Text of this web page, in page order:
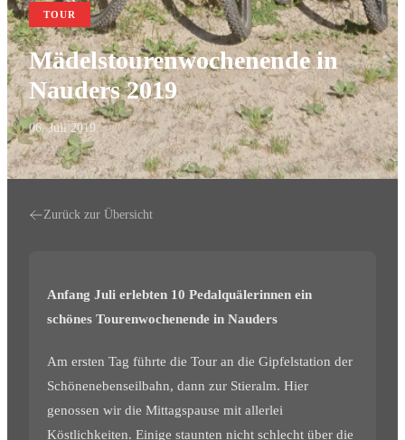
TOUR
Mädelstourenwochenende in
Nauders 2019
06. Juli 2019
Zurück zur Übersicht
Anfang Juli erlebten 10 Pedalquälerinnen ein
schönes Tourenwochenende in Nauders
Am ersten Tag führte die Tour an die Gipfelstation der
Schönenebenseilbahn, dann zur Stieralm. Hier
genossen wir die Mittagspause mit allerlei
Köstlichkeiten. Einige staunten nicht schlecht über die